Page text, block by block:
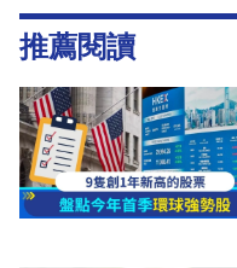
推薦閱讀